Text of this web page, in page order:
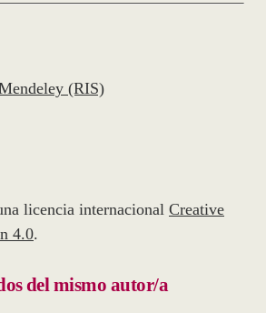
(RIS)
licencia internacional Creative
4.0.
del mismo autor/a